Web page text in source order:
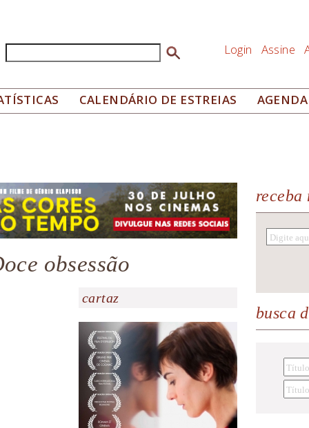
de busca Login Assine
CALENDÁRIO DE ESTREIAS AGENDA
obsessão
cartaz
receba
busca